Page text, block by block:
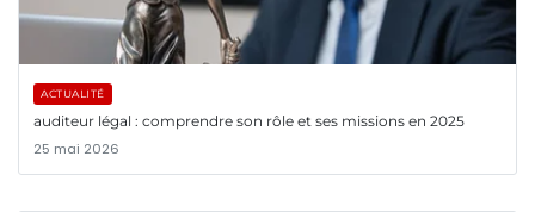
ACTUALITÉ
auditeur légal : comprendre son rôle et ses missions en 2025
25 mai 2026